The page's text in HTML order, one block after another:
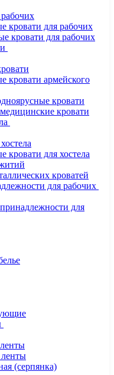
кровати для рабочих
кровати для рабочих
кровати армейского
кровати
кровати
кровати для хостела
кроватей
для рабочих
для
(серпянка)